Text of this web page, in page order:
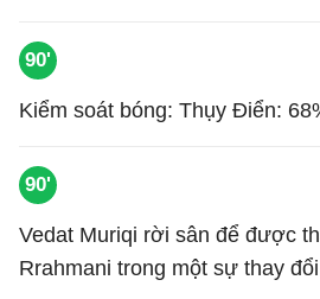
90'
Kiểm soát bóng: Thụy Điển:
90'
Vedat Muriqi rời sân để được
Rrahmani trong một sự thay